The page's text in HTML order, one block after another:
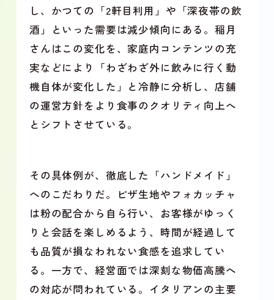
し、かつての「2軒目利用」や「深夜帯の飲
酒」といった需要は減少傾向にある。稲月
さんはこの変化を、家庭内コンテンツの充
実などにより「わざわざ外に飲みに行く動
機自体が変化した」と冷静に分析し、店舗
の運営方針をより食事のクオリティ向上へ
とシフトさせている。
その具体例が、徹底した「ハンドメイド」
へのこだわりだ。ピザ生地やフォカッチャ
は粉の配合から自ら行い、お客様がゆっく
りと会話を楽しめるよう、時間が経過して
も品質が損なわれない食感を追求してい
る。一方で、経営面では深刻な物価高騰へ
の対応が問われている。イタリアンの主要